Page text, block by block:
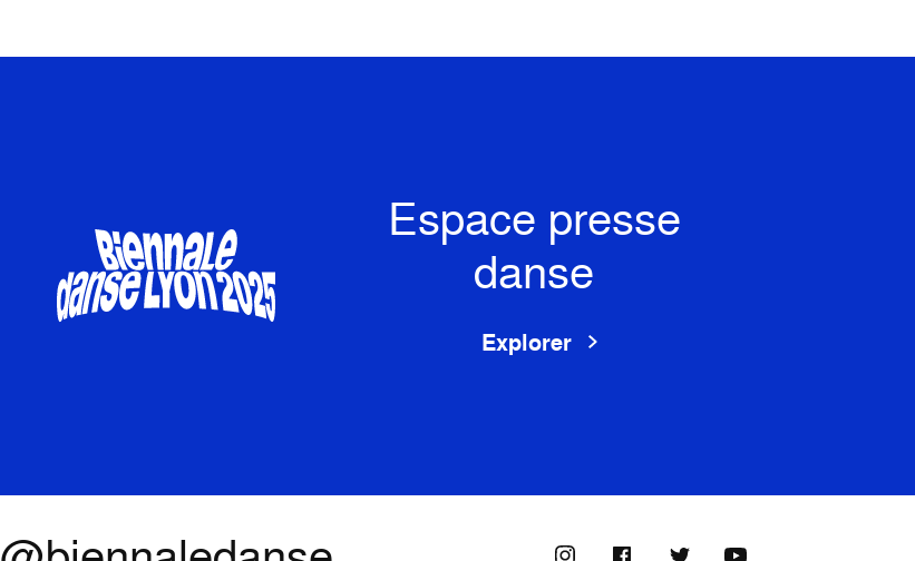
Espace presse
danse
Explorer